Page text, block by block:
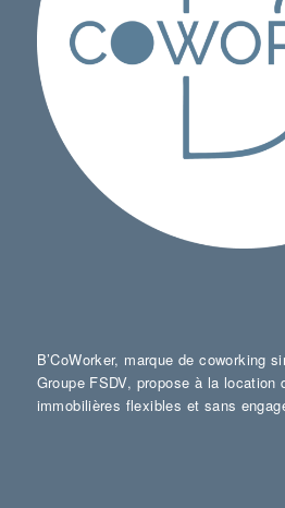
B’CoWorker, marque de coworking
Groupe FSDV, propose à la location
immobilières flexibles et sans